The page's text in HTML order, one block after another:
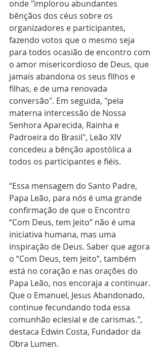
onde "implorou abundantes
bênçãos dos céus sobre os
organizadores e participantes,
fazendo votos que o mesmo seja
para todos ocasião de encontro com
o amor misericordioso de Deus, que
jamais abandona os seus filhos e
filhas, e de uma renovada
conversão". Em seguida, "pela
materna intercessão de Nossa
Senhora Aparecida, Rainha e
Padroeira do Brasil", Leão XIV
concedeu a bênção apostólica a
todos os participantes e fiéis.
“Essa mensagem do Santo Padre,
Papa Leão, para nós é uma grande
confirmação de que o Encontro
“Com Deus, tem Jeito” não é uma
iniciativa humana, mas uma
inspiração de Deus. Saber que agora
o “Com Deus, tem Jeito”, também
está no coração e nas orações do
Papa Leão, nos encoraja a continuar.
Que o Emanuel, Jesus Abandonado,
continue fecundando toda essa
comunhão eclesial e de carismas.",
destaca Edwin Costa, Fundador da
Obra Lumen.